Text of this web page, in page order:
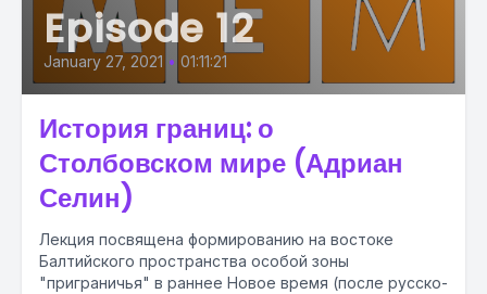
Episode 12
January 27, 2021 • 01:11:21
История границ: о
Столбовском мире (Адриан
Селин)
Лекция посвящена формированию на востоке
Балтийского пространства особой зоны
"приграничья" в раннее Новое время (после русско-